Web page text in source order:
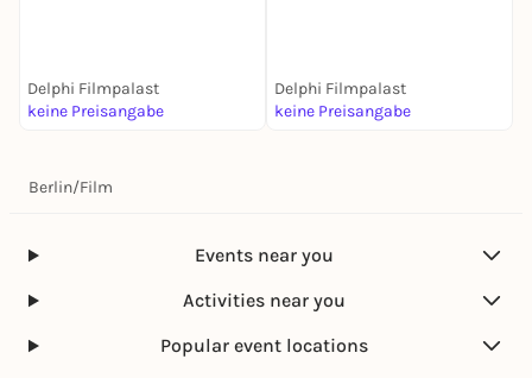
Delphi Filmpalast
keine Preisangabe
Delphi Filmpalast
keine Preisangabe
Berlin/Film
Events near you
Activities near you
Popular event locations